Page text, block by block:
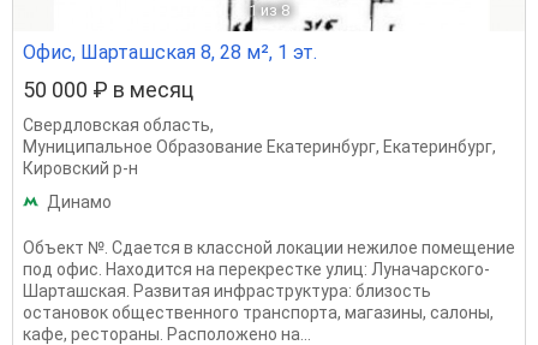
1 из 8
Офис, Шарташская 8, 28 м², 1 эт.
50 000 ₽ в месяц
Свердловская область,
Муниципальное Образование Екатеринбург, Екатеринбург,
Кировский р-н
Динамо
Объект №. Сдается в классной локации нежилое помещение
под офис. Находится на перекрестке улиц: Луначарского-
Шарташская. Развитая инфраструктура: близость
остановок общественного транспорта, магазины, салоны,
кафе, рестораны. Расположено на...